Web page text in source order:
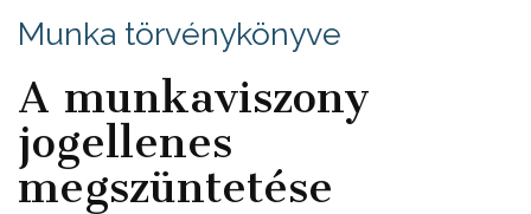
Munka törvénykönyve
A munkaviszony
jogellenes
megszüntetése